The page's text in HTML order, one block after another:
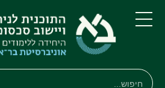
לתוכן
העיקרי
לתפריט
ניווט
ראשי
תפריט
חיפוש
חיפוש